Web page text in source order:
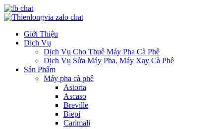
Giới Thiệu
Dịch Vụ
Dịch Vụ Cho Thuê Máy Pha Cà Phê
Dịch Vụ Sửa Máy Pha, Máy Xay Cà Phê
Sản Phẩm
Máy pha cà phê
Astoria
Ascaso
Breville
Biepi
Carimali